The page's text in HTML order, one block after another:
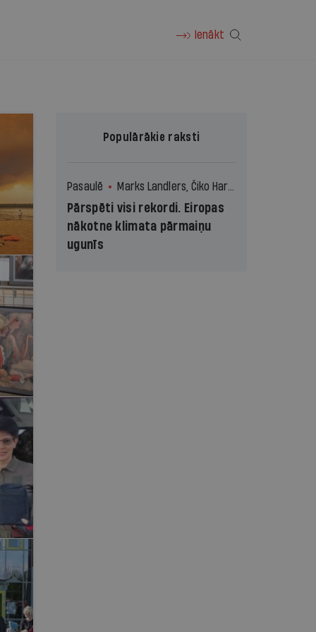
Ienākt
Populārākie raksti
Pasaulē Marks Landlers, Čiko Harlans un Reimonds Džuns, © The New York Times News Service
Pārspēti visi rekordi. Eiropas
nākotne klimata pārmaiņu
ugunīs